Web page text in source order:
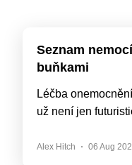
Seznam
buňkami
Léčba
už není jen
Alex Hitch 06 Aug